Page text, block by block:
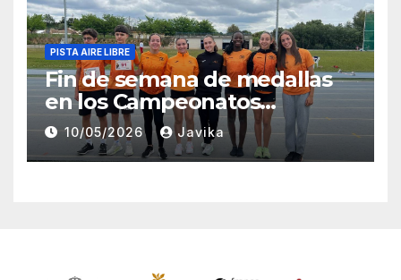
PISTA AIRE LIBRE
Fin de semana de medallas
en los Campeonatos
Provinciales Sub-14 y Sub-16
10/05/2026 Javika